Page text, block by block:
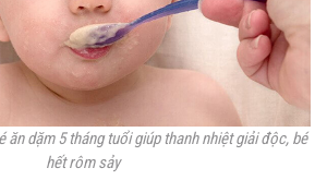
ăn dặm 5 tháng tuổigiúp thanh nhiệt giải độc, bé
hết rôm sảy